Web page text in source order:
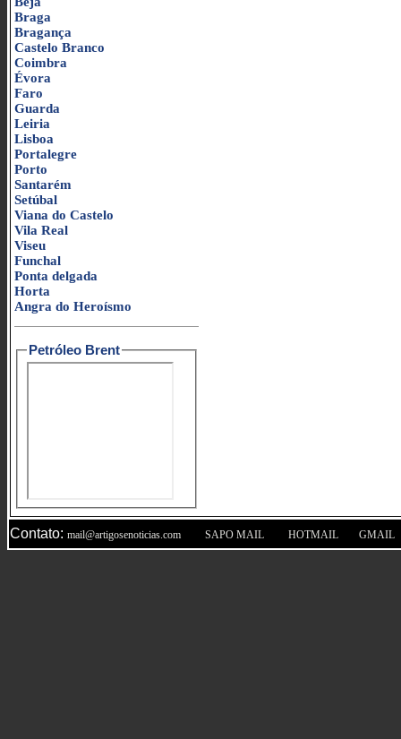
Braga
Bragança
Castelo Branco
Coimbra
Évora
Faro
Guarda
Leiria
Lisboa
Portalegre
Porto
Santarém
Setúbal
Viana do Castelo
Vila Real
Viseu
Funchal
Ponta delgada
Horta
Angra do Heroísmo
Petróleo Brent
Contato: mail@artigosenoticias.com SAPO MAIL HOTMAIL GMAIL